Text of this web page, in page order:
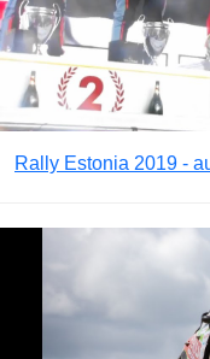
Rally Estonia 2019 -